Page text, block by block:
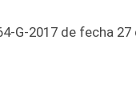
G-2017 de fecha 27